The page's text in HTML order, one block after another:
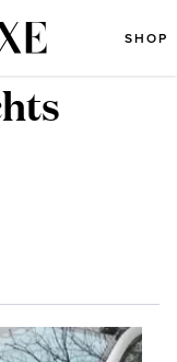
SHOP